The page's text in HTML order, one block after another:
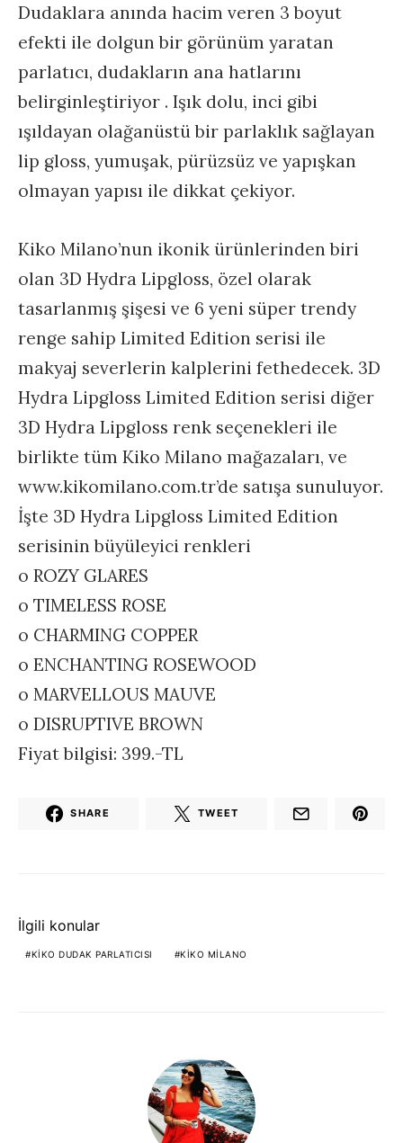
Dudaklara anında hacim veren 3 boyut
efekti ile dolgun bir görünüm yaratan
parlatıcı, dudakların ana hatlarını
belirginleştiriyor . Işık dolu, inci gibi
ışıldayan olağanüstü bir parlaklık sağlayan
lip gloss, yumuşak, pürüzsüz ve yapışkan
olmayan yapısı ile dikkat çekiyor.
Kiko Milano’nun ikonik ürünlerinden biri
olan 3D Hydra Lipgloss, özel olarak
tasarlanmış şişesi ve 6 yeni süper trendy
renge sahip Limited Edition serisi ile
makyaj severlerin kalplerini fethedecek. 3D
Hydra Lipgloss Limited Edition serisi diğer
3D Hydra Lipgloss renk seçenekleri ile
birlikte tüm Kiko Milano mağazaları, ve
www.kikomilano.com.tr’de satışa sunuluyor.
İşte 3D Hydra Lipgloss Limited Edition
serisinin büyüleyici renkleri
o ROZY GLARES
o TIMELESS ROSE
o CHARMING COPPER
o ENCHANTING ROSEWOOD
o MARVELLOUS MAUVE
o DISRUPTIVE BROWN
Fiyat bilgisi: 399.-TL
SHARE TWEET
İlgili konular
KIKO DUDAK PARLATICISI KIKO MILANO